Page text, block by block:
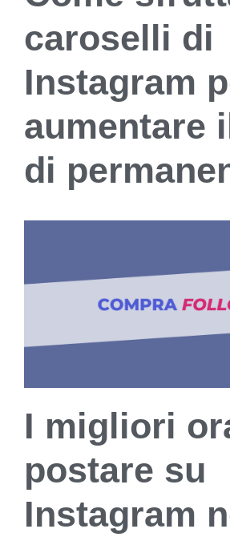
caroselli di
Instagram
aumentare
di
I migliori
postare su
Instagram